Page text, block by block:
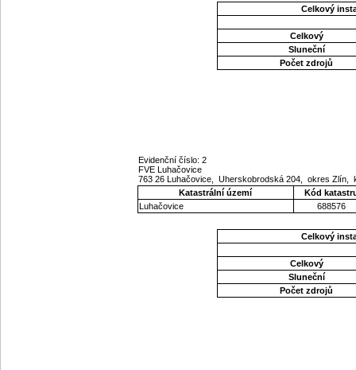
Celkový
Celkový
Sluneční
Počet zdrojů
Evidenční číslo: 2
FVE Luhačovice
763 26 Luhačovice, Uherskobrodská 204, okres Zlín,
Katastrální území
Kód
Luhačovice
688576
Celkový
Celkový
Sluneční
Počet zdrojů